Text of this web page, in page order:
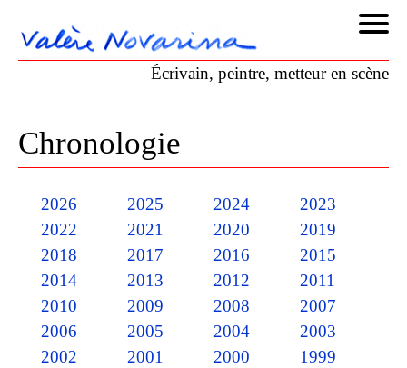
Écrivain, peintre, metteur en scène
Chronologie
2026 2025 2024
2023
2022
2021 2020
2019
2018
2017 2016
2015
2014
2013 2012
2011
2010
2009 2008
2007
2006
2005 2004
2003
2002
2001 2000 1999